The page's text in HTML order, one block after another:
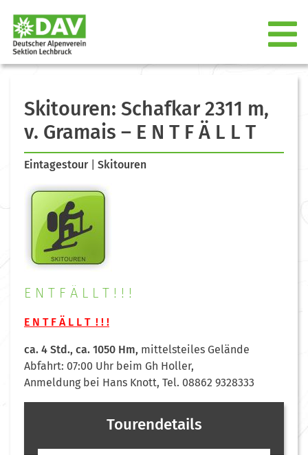
Skitouren: Schafkar 2311 m,
v. Gramais – E N T F Ä L L T
Eintagestour| Skitouren
E N T F Ä L L T ! ! !
E N T F Ä L L T ! ! !
ca. 4 Std., ca. 1050 Hm, mittelsteiles Gelände
Abfahrt: 07:00 Uhr beim Gh Holler,
Anmeldung bei Hans Knott, Tel. 08862 9328333
Tourendetails